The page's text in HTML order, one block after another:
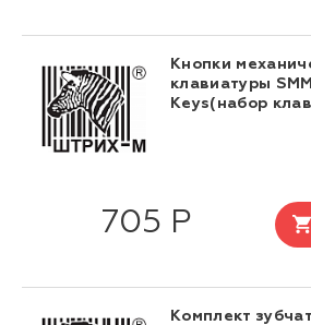
Кнопки
клавиатуры
Keys(набор
705 Р
Комплект